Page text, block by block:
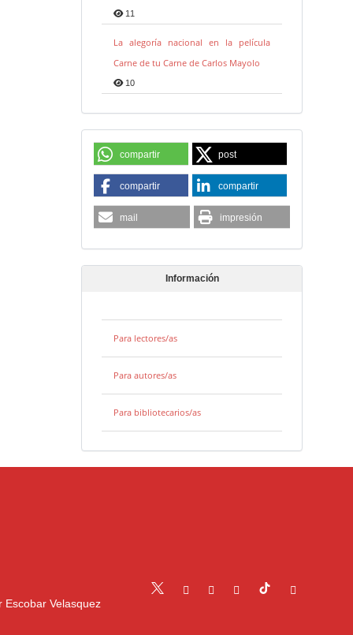
11
La alegoría nacional en la película
Carne de tu Carne de Carlos Mayolo
10
compartir post
compartir compartir
mail impresión
Información
Para lectores/as
Para autores/as
Para bibliotecarios/as
Escobar Velasquez